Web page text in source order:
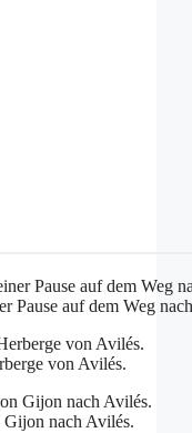
Pause auf dem Weg
von Avilés.
nach Avilés.